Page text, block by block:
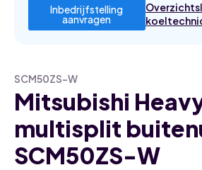
Inbedrijfstelling
aanvragen
SCM50ZS-W
Mitsubishi
multisplit
SCM50ZS-W